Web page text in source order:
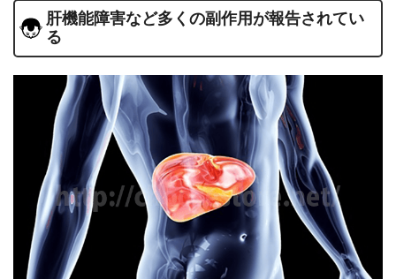
肝機能障害など多くの副作用が報告されてい
る